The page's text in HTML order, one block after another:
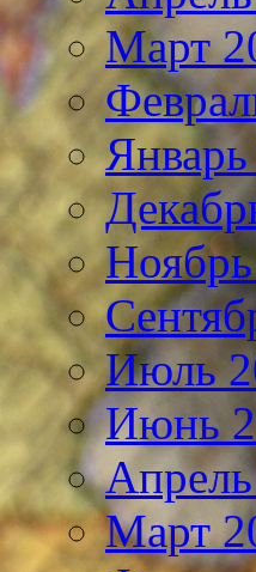
Март
Июль
Июнь
Март